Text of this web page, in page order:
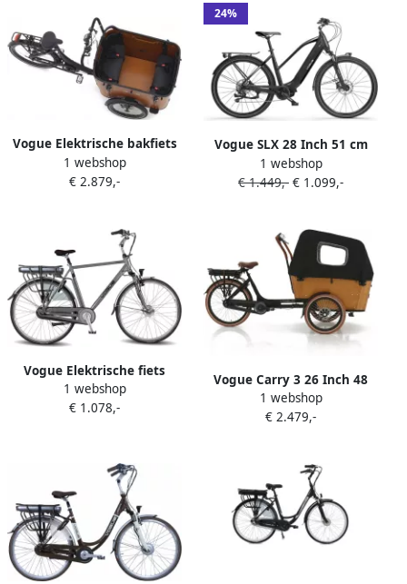
Vogue Elektrische bakfiets
Superior 3 Deluxe Mat
Zwart Bruin 540Watt Zwart
1 webshop
€ 2.879,-
24%
Vogue SLX 28 Inch 51 cm
Dames 9V Hydraulische
schijfrem Matt-Black-Grey
1 webshop
€ 1.449,- € 1.099,-
Vogue Elektrische fiets
Premium 56 cm Mat grijs
468 Wh Mat grijs
1 webshop
€ 1.078,-
Vogue Carry 3 26 Inch 48
cm Unisex 7V Rollerbrake
Zwart Naturel
1 webshop
€ 2.479,-